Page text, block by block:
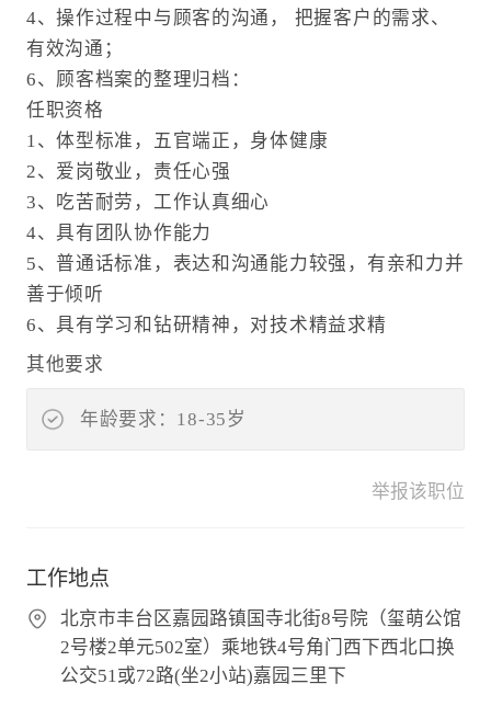
4、操作过程中与顾客的沟通， 把握客户的需求、
有效沟通；
6、顾客档案的整理归档：
任职资格
1、体型标准，五官端正，身体健康
2、爱岗敬业，责任心强
3、吃苦耐劳，工作认真细心
4、具有团队协作能力
5、普通话标准，表达和沟通能力较强，有亲和力并
善于倾听
6、具有学习和钻研精神，对技术精益求精
其他要求
年龄要求：18-35岁
举报该职位
工作地点
北京市丰台区嘉园路镇国寺北街8号院（玺萌公馆
2号楼2单元502室）乘地铁4号角门西下西北口换
公交51或72路(坐2小站)嘉园三里下